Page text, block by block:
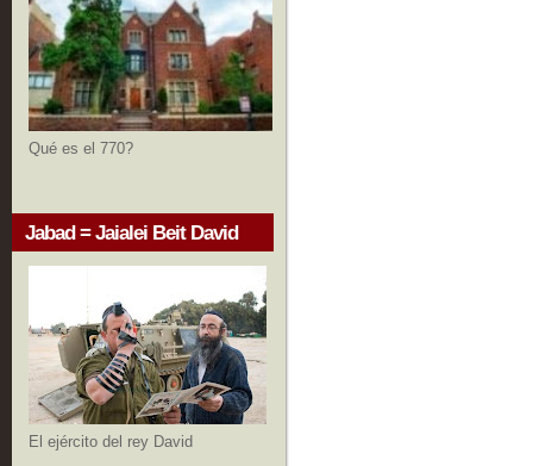
Qué es el 770?
Jabad = Jaialei Beit David
El ejército del rey David